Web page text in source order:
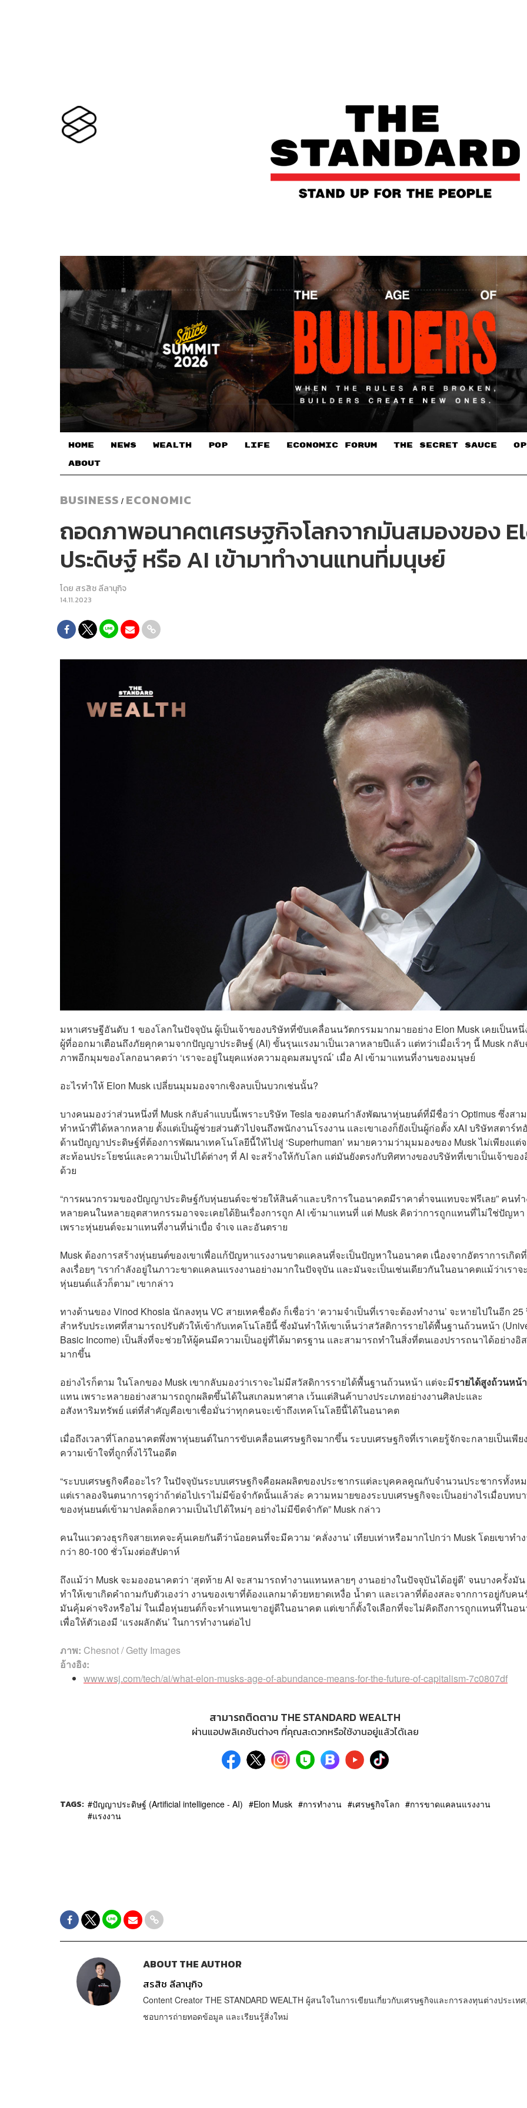
HOME NEWS WEALTH POP LIFE ECONOMIC FORUM THE SECRET SAUCE​
ABOUT
BUSINESS / ECONOMIC
ถอดภาพอนาคตเศรษฐกิจโลกจากมันสมองของ
ประดิษฐ์ หรือ AI เข้ามาทำงานแทนที่มนุษย์
โดย สรสิช ลีลานุกิจ
14.11.2023
มหาเศรษฐีอันดับ 1 ของโลกในปัจจุบัน ผู้เป็นเจ้าของบริษัทที่ขับเคลื่อนนวัตกรรมมากมายอย่าง Elon Musk เคยเป็นหนึ่
ผู้ที่ออกมาเตือนถึงภัยคุกคามจากปัญญาประดิษฐ์ (AI) ขั้นรุนแรงมาเป็นเวลาหลายปีแล้ว แต่ทว่าเมื่อเร็วๆ นี้ Musk กลับ
ภาพอีกมุมของโลกอนาคตว่า ‘เราจะอยู่ในยุคแห่งความอุดมสมบูรณ์’ เมื่อ AI เข้ามาแทนที่งานของมนุษย์
อะไรทำให้ Elon Musk เปลี่ยนมุมมองจากเชิงลบเป็นบวกเช่นนั้น?
บางคนมองว่าส่วนหนึ่งที่ Musk กลับลำแบบนี้เพราะบริษัท Tesla ของตนกำลังพัฒนาหุ่นยนต์ที่มีชื่อว่า Optimus ซึ่งสา
ทำหน้าที่ได้หลากหลาย ตั้งแต่เป็นผู้ช่วยส่วนตัวไปจนถึงพนักงานโรงงาน และเขาเองก็ยังเป็นผู้ก่อตั้ง xAI บริษัทสตาร์ท
ด้านปัญญาประดิษฐ์ที่ต้องการพัฒนาเทคโนโลยีนี้ให้ไปสู่ ‘Superhuman’ หมายความว่ามุมมองของ Musk ไม่เพียงแต่
สะท้อนประโยชน์และความเป็นไปได้ต่างๆ ที่ AI จะสร้างให้กับโลก แต่มันยังตรงกับทิศทางของบริษัทที่เขาเป็นเจ้าของ
ด้วย
“การผนวกรวมของปัญญาประดิษฐ์กับหุ่นยนต์จะช่วยให้สินค้าและบริการในอนาคตมีราคาต่ำจนแทบจะฟรีเลย” คนท
หลายคนในหลายอุตสาหกรรมอาจจะเคยได้ยินเรื่องการถูก AI เข้ามาแทนที่ แต่ Musk คิดว่าการถูกแทนที่ไม่ใช่ปัญหา
เพราะหุ่นยนต์จะมาแทนที่งานที่น่าเบื่อ จำเจ และอันตราย
Musk ต้องการสร้างหุ่นยนต์ของเขาเพื่อแก้ปัญหาแรงงานขาดแคลนที่จะเป็นปัญหาในอนาคต เนื่องจากอัตราการเกิด
ลงเรื่อยๆ “เรากำลังอยู่ในภาวะขาดแคลนแรงงานอย่างมากในปัจจุบัน และมันจะเป็นเช่นเดียวกันในอนาคตแม้ว่าเราจ
หุ่นยนต์แล้วก็ตาม” เขากล่าว
ทางด้านของ Vinod Khosla นักลงทุน VC สายเทคชื่อดัง ก็เชื่อว่า ‘ความจำเป็นที่เราจะต้องทำงาน’ จะหายไปในอีก 25
สำหรับประเทศที่สามารถปรับตัวให้เข้ากับเทคโนโลยีนี้ ซึ่งมันทำให้เขาเห็นว่าสวัสดิการรายได้พื้นฐานถ้วนหน้า
Basic Income) เป็นสิ่งที่จะช่วยให้ผู้คนมีความเป็นอยู่ที่ได้มาตรฐาน และสามารถทำในสิ่งที่ตนเองปรารถนาได้อย่างอิ
มากขึ้น
อย่างไรก็ตาม ในโลกของ Musk เขากลับมองว่าเราจะไม่มีสวัสดิการรายได้พื้นฐานถ้วนหน้า แต่จะมีรายได้สูงถ้วนหน้า
แทน เพราะหลายอย่างสามารถถูกผลิตขึ้นได้ในสเกลมหาศาล เว้นแต่สินค้าบางประเภทอย่างงานศิลปะและ
อสังหาริมทรัพย์ แต่ที่สำคัญคือเขาเชื่อมั่นว่าทุกคนจะเข้าถึงเทคโนโลยีนี้ได้ในอนาคต
เมื่อถึงเวลาที่โลกอนาคตพึ่งพาหุ่นยนต์ในการขับเคลื่อนเศรษฐกิจมากขึ้น ระบบเศรษฐกิจที่เราเคยรู้จักจะกลายเป็นเพียง
ความเข้าใจที่ถูกทิ้งไว้ในอดีต
“ระบบเศรษฐกิจคืออะไร? ในปัจจุบันระบบเศรษฐกิจคือผลผลิตของประชากรแต่ละบุคคลคูณกับจำนวนประชากรทั้งห
แต่เราลองจินตนาการดูว่าถ้าต่อไปเราไม่มีข้อจำกัดนั้นแล้วล่ะ ความหมายของระบบเศรษฐกิจจะเป็นอย่างไรเมื่อบทบ
ของหุ่นยนต์เข้ามาปลดล็อกความเป็นไปได้ใหม่ๆ อย่างไม่มีขีดจำกัด” Musk กล่าว
คนในแวดวงธุรกิจสายเทคจะคุ้นเคยกันดีว่าน้อยคนที่จะมีความ ‘คลั่งงาน’ เทียบเท่าหรือมากไปกว่า Musk โดยเขาทำ
กว่า 80-100 ชั่วโมงต่อสัปดาห์
ถึงแม้ว่า Musk จะมองอนาคตว่า ‘สุดท้าย AI จะสามารถทำงานแทนหลายๆ งานอย่างในปัจจุบันได้อยู่ดี’ จนบางครั้งมัน
ทำให้เขาเกิดคำถามกับตัวเองว่า งานของเขาที่ต้องแลกมาด้วยหยาดเหงื่อ น้ำตา และเวลาที่ต้องสละจากการอยู่กับคน
มันคุ้มค่าจริงหรือไม่ ในเมื่อหุ่นยนต์ก็จะทำแทนเขาอยู่ดีในอนาคต แต่เขาก็ตั้งใจเลือกที่จะไม่คิดถึงการถูกแทนที่ในอ
เพื่อให้ตัวเองมี ‘แรงผลักดัน’ ในการทำงานต่อไป
ภาพ: Chesnot / Getty Images
อ้างอิง:
www.wsj.com/tech/ai/what-elon-musks-age-of-abundance-means-for-the-future-of-capitalism-7c0807df
สามารถติดตาม THE STANDARD WEALTH
ผ่านแอปพลิเคชันต่างๆ ที่คุณสะดวกหรือใช้งานอยู่แล้วได้เลย
TAGS: ปัญญาประดิษฐ์ (Artificial intelligence - AI) Elon Musk การทำงาน เศรษฐกิจโลก
การขาดแคลนแรงงาน
แรงงาน
ABOUT THE AUTHOR
สรสิช ลีลานุกิจ
Content Creator THE STANDARD WEALTH ผู้สนใจในการเขียนเกี่ยวกับเศรษฐกิจและการลงทุนต่างประเท
ชอบการถ่ายทอดข้อมูล และเรียนรู้สิ่งใหม่